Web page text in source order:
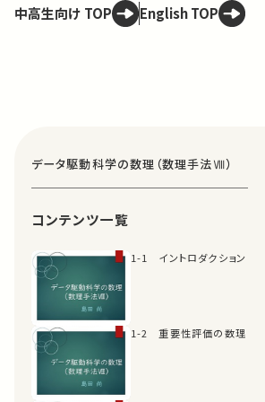
中高生向け TOP English TOP
データ駆動科学の数理（数理手法Ⅷ）
コンテンツ一覧
1-1 イントロダクション
1-2 重要性評価の数理